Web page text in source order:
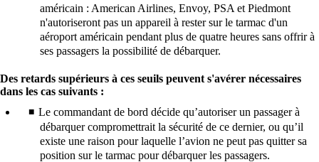
américain : American Airlines, Envoy, PSA et Piedmont
n'autoriseront pas un appareil à rester sur le tarmac d'un
aéroport américain pendant plus de quatre heures sans offrir à
ses passagers la possibilité de débarquer.
Des retards supérieurs à ces seuils peuvent s'avérer nécessaires
dans les cas suivants :
Le commandant de bord décide qu’autoriser un passager à
débarquer compromettrait la sécurité de ce dernier, ou qu’il
existe une raison pour laquelle l’avion ne peut pas quitter sa
position sur le tarmac pour débarquer les passagers.